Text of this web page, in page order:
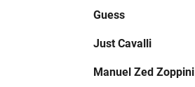
Guess
Just Cavalli
Manuel Zed Zoppini